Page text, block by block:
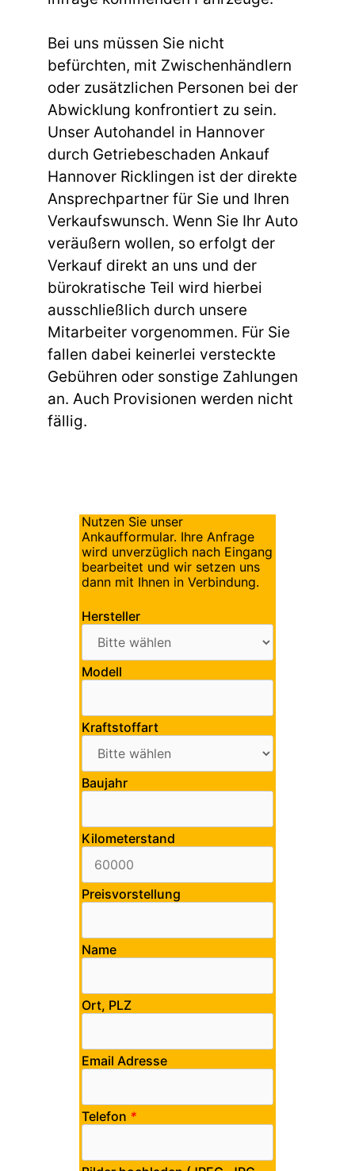
Bei uns müssen Sie nicht
befürchten, mit Zwischenhändlern
oder zusätzlichen Personen bei der
Abwicklung konfrontiert zu sein.
Unser Autohandel in Hannover
durch Getriebeschaden Ankauf
Hannover Ricklingen ist der direkte
Ansprechpartner für Sie und Ihren
Verkaufswunsch. Wenn Sie Ihr Auto
veräußern wollen, so erfolgt der
Verkauf direkt an uns und der
bürokratische Teil wird hierbei
ausschließlich durch unsere
Mitarbeiter vorgenommen. Für Sie
fallen dabei keinerlei versteckte
Gebühren oder sonstige Zahlungen
an. Auch Provisionen werden nicht
fällig.
Nutzen Sie unser
Ankaufformular. Ihre Anfrage
wird unverzüglich nach Eingang
bearbeitet und wir setzen uns
dann mit Ihnen in Verbindung.
Hersteller
Modell
Kraftstoffart
Baujahr
Kilometerstand
Preisvorstellung
Name
Ort, PLZ
Email Adresse
Telefon *